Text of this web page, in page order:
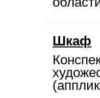
Шкаф